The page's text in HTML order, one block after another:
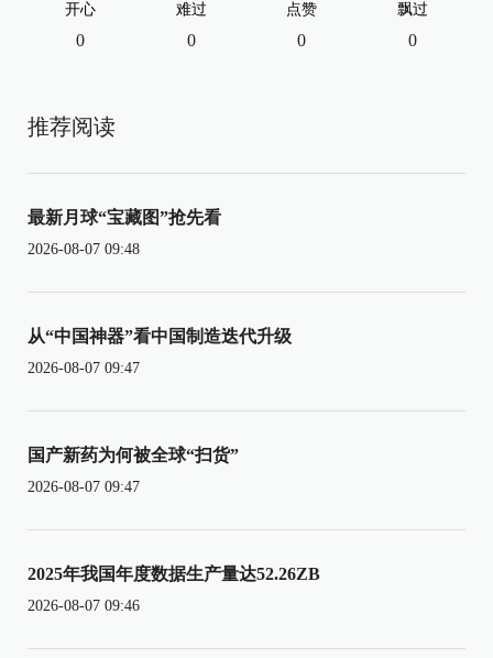
开心
0
难过
0
点赞
0
飘过
0
推荐阅读
最新月球“宝藏图”抢先看
2026-08-07 09:48
从“中国神器”看中国制造迭代升级
2026-08-07 09:47
国产新药为何被全球“扫货”
2026-08-07 09:47
2025年我国年度数据生产量达52.26ZB
2026-08-07 09:46